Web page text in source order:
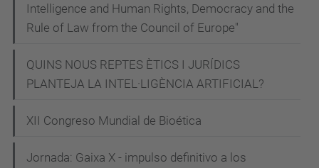
meva
salut:
entre
paternalisme
i
l’abandonament’,
Intelligence and Human Rights, Democracy and the
Rule of Law from the Council of Europe"
QUINS NOUS REPTES ÈTICS I JURÍDICS
PLANTEJA LA INTEL·LIGÈNCIA ARTIFICIAL?
XII Congreso Mundial de Bioética
Jornada: Gaixa X - impulso definitivo a los